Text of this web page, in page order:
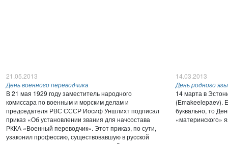
21.05.2013
День военного переводчика
В 21 мая 1929 году заместитель народного
комиссара по военным и морским делам и
председателя РВС СССР Иосиф Уншлихт подписал
приказ «Об установлении звания для начсостава
РККА «Военный переводчик». Этот приказ, по сути,
узаконил профессию, существовавшую в русской
14.03.2013
День родного
14 марта в
(Emakeelepaev).
буквально, то
«материнского»